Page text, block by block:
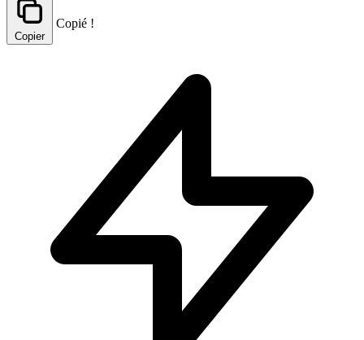
Copier
Copié !